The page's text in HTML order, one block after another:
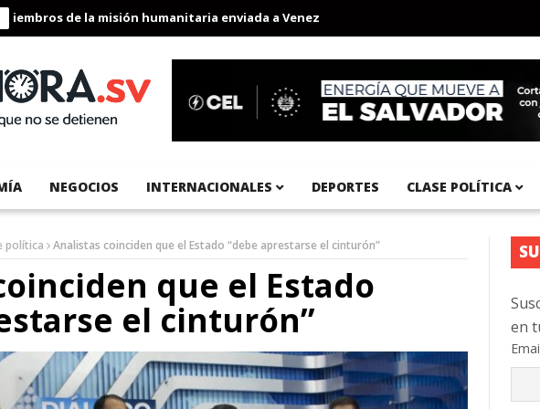
de la misión humanitaria enviada a Venezuela Aeropuerto Internacional del
NEGOCIOS INTERNACIONALES DEPORTES CLASE POLÍTICA
política Analistas coinciden que el Estado “debe aprestarse el cinturón”
que el Estado
el cinturón”
en